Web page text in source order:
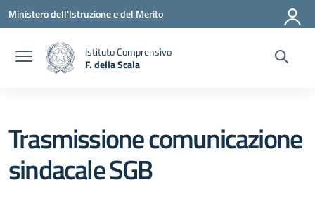
Ministero dell'Istruzione e del Merito
Istituto Comprensivo
F. della Scala
Trasmissione comunicazione
sindacale SGB